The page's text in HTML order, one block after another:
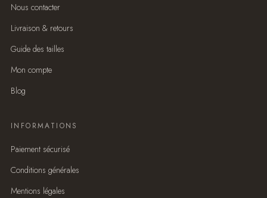
Nous contacter
Livraison & retours
Guide des tailles
Mon compte
Blog
INFORMATIONS
Paiement sécurisé
Conditions générales
Mentions légales